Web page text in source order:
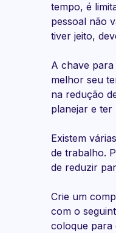
tempo, é
pessoal não
tiver jeito,
A chave
melhor seu
na redução
planejar e ter
Existem
de trabalho.
de reduzir
Crie um
com o
coloque para